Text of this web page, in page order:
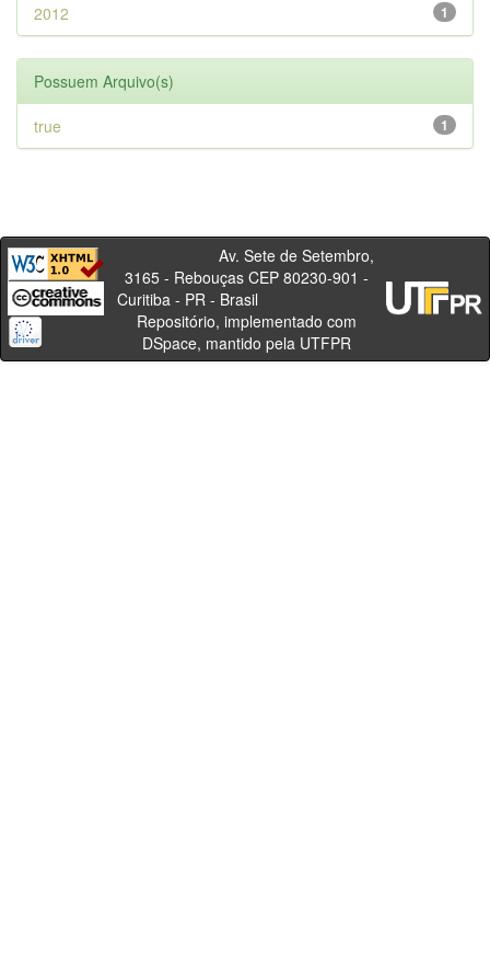
1
2012
Possuem Arquivo(s)
1
true
Av. Sete de Setembro,
3165 - Rebouças CEP 80230-901 -
Curitiba - PR - Brasil
Repositório, implementado com
DSpace, mantido pela UTFPR